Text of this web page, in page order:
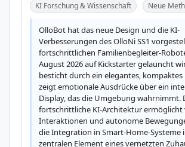
KI Forschung & Wissenschaft
Neue
OlloBot hat das neue Design und die KI-
Verbesserungen des OlloNi SS1
fortschrittlichen Familienbegleiter-
August 2026 auf Kickstarter gelauncht
besticht durch ein elegantes, kompaktes
zeigt emotionale Ausdrücke über ein
Display, das die Umgebung wahrnimmt.
fortschrittliche KI-Architektur ermöglicht
Interaktionen und autonome
die Integration in Smart-Home-Systeme
zentralen Element eines vernetzten